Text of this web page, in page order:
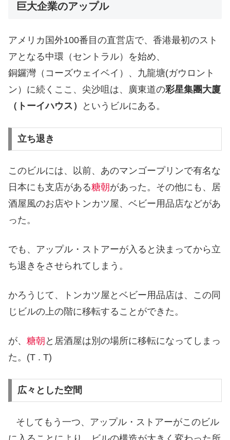
巨大企業のアップル
アメリカ国外100番目の直営店で、香港最初のスト
アとなる中環（セントラル）を始め、
銅鑼灣（コーズウェイベイ）、九龍塘(ガウロント
ン）に続くここ、尖沙咀は、廣東道の彩星集團大廈
（トーイハウス）
というビルにある。
立ち退き
このビルには、以前、あのマンゴープリンで有名な
日本にも支店がある糖朝があった。その他にも、居
酒屋風のお店やトンカツ屋、ベビー用品店などがあ
った。
でも、アップル・ストアーが入ると決まってから立
ち退きをさせられてしまう。
かろうじて、トンカツ屋とベビー用品店は、この同
じビルの上の階に移転することができた。
が、 糖朝 と居酒屋は別の場所に移転になってしまっ
た。(T . T)
広々とした空間
そしてもう一つ、アップル・ストアーがこのビル